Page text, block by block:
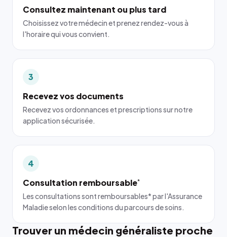
Consultez maintenant ou plus tard
Choisissez votre médecin et prenez rendez-vous à
l'horaire qui vous convient.
3
Recevez vos documents
Recevez vos ordonnances et prescriptions sur notre
application sécurisée.
4
Consultation remboursable*
Les consultations sont remboursables* par l'Assurance
Maladie selon les conditions du parcours de soins.
Trouver un médecin généraliste proche